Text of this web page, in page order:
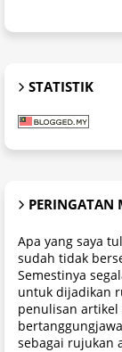
STATISTIK
PERINGATAN
Apa yang saya
sudah tidak
Semestinya
untuk dijadikan
penulisan
sebagai rujukan